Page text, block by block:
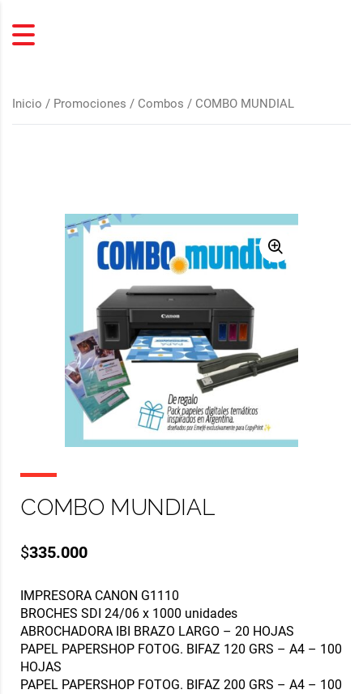
Inicio / Promociones / Combos / COMBO MUNDIAL
COMBO MUNDIAL
$335.000
IMPRESORA CANON G1110
BROCHES SDI 24/06 x 1000 unidades
ABROCHADORA IBI BRAZO LARGO – 20 HOJAS
PAPEL PAPERSHOP FOTOG. BIFAZ 120 GRS – A4 – 100
HOJAS
PAPEL PAPERSHOP FOTOG. BIFAZ 200 GRS – A4 – 100